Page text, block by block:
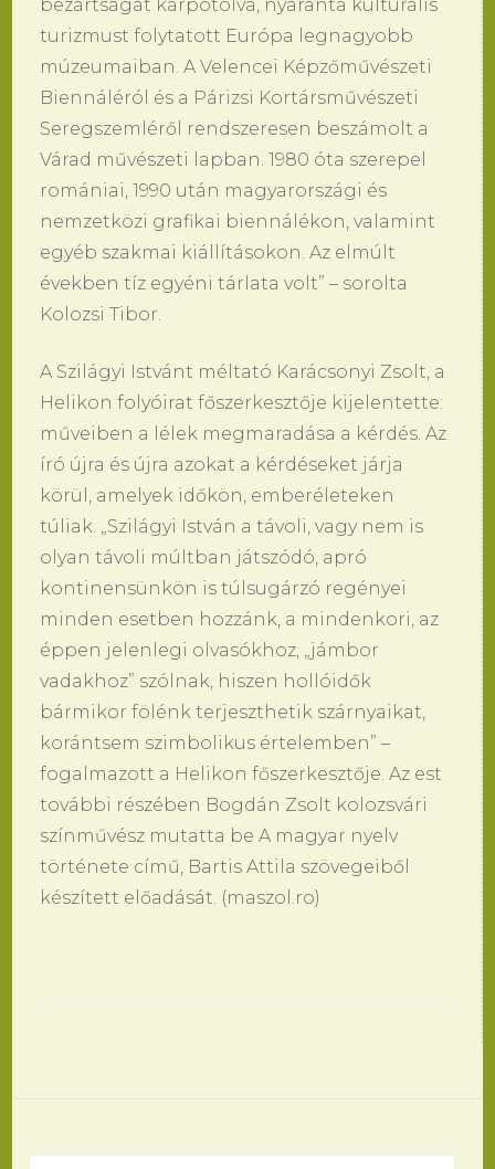
bezártságát kárpótolva, nyaranta kulturális
turizmust folytatott Európa legnagyobb
múzeumaiban. A Velencei Képzőművészeti
Biennáléról és a Párizsi Kortársművészeti
Seregszemléről rendszeresen beszámolt a
Várad művészeti lapban. 1980 óta szerepel
romániai, 1990 után magyarországi és
nemzetközi grafikai biennálékon, valamint
egyéb szakmai kiállításokon. Az elmúlt
években tíz egyéni tárlata volt” – sorolta
Kolozsi Tibor.
A Szilágyi Istvánt méltató Karácsonyi Zsolt, a
Helikon folyóirat főszerkesztője kijelentette:
műveiben a lélek megmaradása a kérdés. Az
író újra és újra azokat a kérdéseket járja
körül, amelyek időkön, emberéleteken
túliak. „Szilágyi István a távoli, vagy nem is
olyan távoli múltban játszódó, apró
kontinensünkön is túlsugárzó regényei
minden esetben hozzánk, a mindenkori, az
éppen jelenlegi olvasókhoz, „jámbor
vadakhoz” szólnak, hiszen hollóidők
bármikor fölénk terjeszthetik szárnyaikat,
korántsem szimbolikus értelemben” –
fogalmazott a Helikon főszerkesztője. Az est
további részében Bogdán Zsolt kolozsvári
színművész mutatta be A magyar nyelv
története című, Bartis Attila szövegeiből
készített előadását. (maszol.ro)